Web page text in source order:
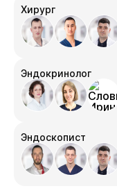
Хирург
Эндокринолог
Эндоскопист